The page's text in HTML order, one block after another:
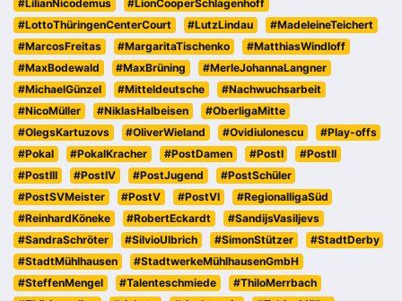
#LilianNicodemus
#LionCooperSchlagenhoff
#LottoThüringenCenterCourt
#LutzLindau
#MadeleineTeichert
#MarcosFreitas
#MargaritaTischenko
#MatthiasWindloff
#MaxBodewald
#MaxBrüning
#MerleJohannaLangner
#MichaelGünzel
#Mitteldeutsche
#Nachwuchsarbeit
#NicoMüller
#NiklasHalbeisen
#OberligaMitte
#OlegsKartuzovs
#OliverWieland #OvidiuIonescu
#Play-offs
#Pokal
#PokalKracher #PostDamen #PostI
#PostII
#PostIII
#PostIV #PostJugend
#PostSchüler
#PostSVMeister
#PostV #PostVI
#RegionalligaSüd
#ReinhardKöneke
#RobertEckardt
#SandijsVasiljevs
#SandraSchröter
#SilvioUlbrich #SimonStützer
#StadtDerby
#StadtMühlhausen
#StadtwerkeMühlhausenGmbH
#SteffenMengel
#Talenteschmiede
#ThiloMerrbach